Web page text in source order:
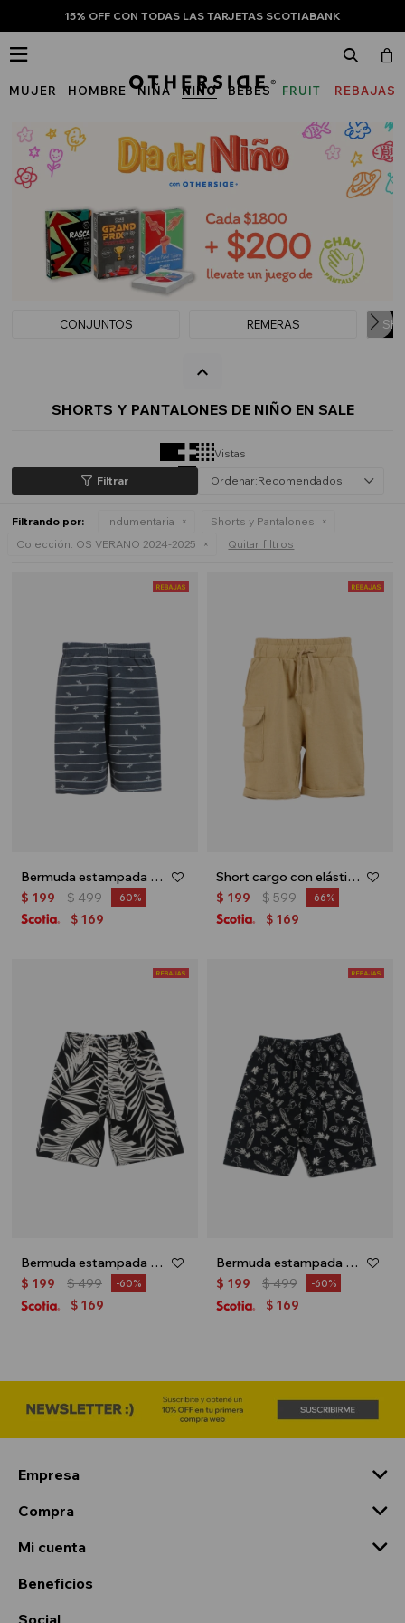
15% OFF CON TODAS LAS TARJETAS SCOTIABANK
MUJER HOMBRE NIÑA NIÑO BEBÉS
FRUIT
THE
LOOM
REBAJAS

CONJUNTOS REMERAS
SHORTS Y PANTALONES DE NIÑO EN SALE
Vistas
Recomendados
Filtrando por: Indumentaria
Shorts y Pantalones
Colección: OS VERANO 2024-2025 Quitar filtros
Bermuda estampada - Gris
$ 199 $499 60
$ 169
Short cargo con elástico - Beige
$ 199 $599 66
$ 169
Bermuda estampada - Gris oscuro
$ 199 $499 60
$ 169
Bermuda estampada - Negro
$ 199 $499 60
$ 169
Empresa
Compra
Mi cuenta
Beneficios